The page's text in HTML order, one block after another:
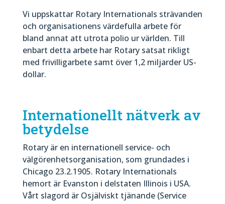
Vi uppskattar Rotary Internationals strävanden
och organisationens värdefulla arbete för
bland annat att utrota polio ur världen. Till
enbart detta arbete har Rotary satsat rikligt
med frivilligarbete samt över 1,2 miljarder US-
dollar.
Internationellt nätverk av
betydelse
Rotary är en internationell service- och
välgörenhetsorganisation, som grundades i
Chicago 23.2.1905. Rotary Internationals
hemort är Evanston i delstaten Illinois i USA.
Vårt slagord är Osjälviskt tjänande (Service